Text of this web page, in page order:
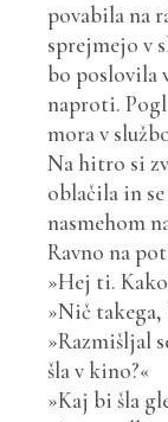
povabila na
sprejmejo v
bo poslovila
naproti.
mora v
Na hitro si
oblačila in
nasmehom
Ravno na
»Hej ti.
»Nič
»Razmišljal
šla v kino?«
»Kaj bi šla